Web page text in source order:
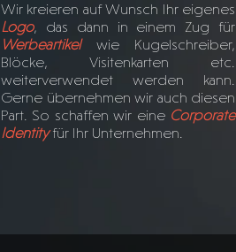
Wir kreieren auf Wunsch Ihr eigenes
Logo, das dann in einem Zug für
Werbeartikelwie Kugelschreiber,
Blöcke, Visitenkarten etc.
weiterverwendet werden kann.
Gerne übernehmen wir auch diesen
Part. So schaffen wir eine Corporate
Identityfür Ihr Unternehmen.